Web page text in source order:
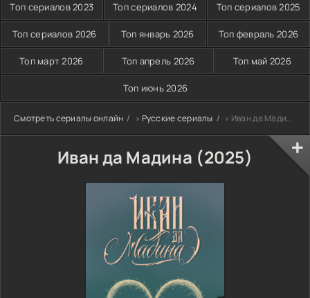
Топ сериалов 2023 Топ сериалов 2024 Топ сериалов 2025
Топ сериалов 2026 Топ январь 2026 Топ февраль 2026
Топ март 2026 Топ апрель 2026 Топ май 2026
Топ июнь 2026
Смотреть сериалы онлайн » Русские сериалы » Иван да Мадина (2025)
Иван да Мадина (2025)